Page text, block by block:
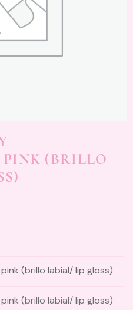
(BRILLO
(brillo labial/ lip gloss)
(brillo labial/ lip gloss)